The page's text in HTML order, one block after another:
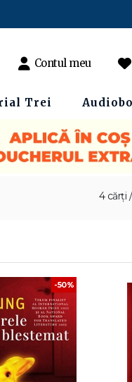
Contul meu
Trei
4 cărți
-50%